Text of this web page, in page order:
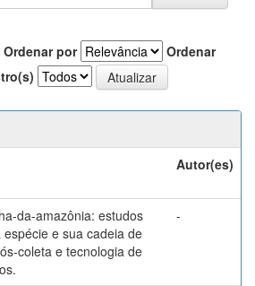
Ordenar por
Ordenar
Autor(es)
da-amazônia: estudos
espécie e sua cadeia de
coleta e tecnologia de
-